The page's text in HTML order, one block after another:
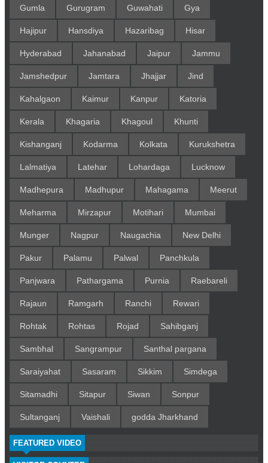
Gumla Gurugram Guwahati Gya
Hajipur Hansdiya Hazaribag Hisar
Hyderabad Jahanabad Jaipur Jammu
Jamshedpur Jamtara Jhajjar Jind
Kahalgaon Kaimur Kanpur Katoria
Kerala Khagaria Khagoul Khunti
Kishanganj Kodarma Kolkata Kurukshetra
Lalmatiya Latehar Lohardaga Lucknow
Madhepura Madhupur Mahagama Meerut
Meharma Mirzapur Motihari Mumbai
Munger Nagpur Naugachia New Delhi
Pakur Palamu Palwal Panchkula
Panjwara Pathargama Purnia Raebareli
Rajaun Ramgarh Ranchi Rewari
Rohtak Rohtas Rojad Sahibganj
Sambhal Sangrampur Santhal pargana
Saraiyahat Sasaram Sikkim Simdega
Sitamadhi Sitapur Siwan Sonpur
Sultanganj Vaishali godda Jharkhand
FEATURED VIDEO